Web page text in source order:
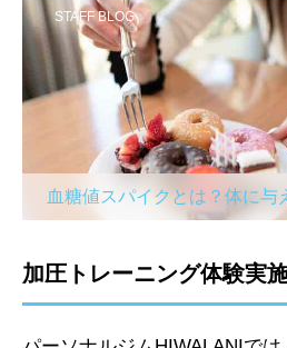
STAFF BLOG
血糖値スパイクとは？体に与
加圧トレーニング体験実